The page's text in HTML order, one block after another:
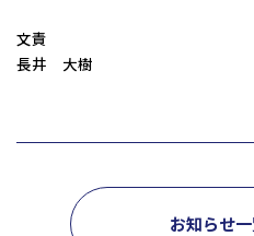
富山本部
宮崎本部
日本クレアス弁護士法人
株式会社コーポレート・アド
文責
長井 大樹
お知らせ